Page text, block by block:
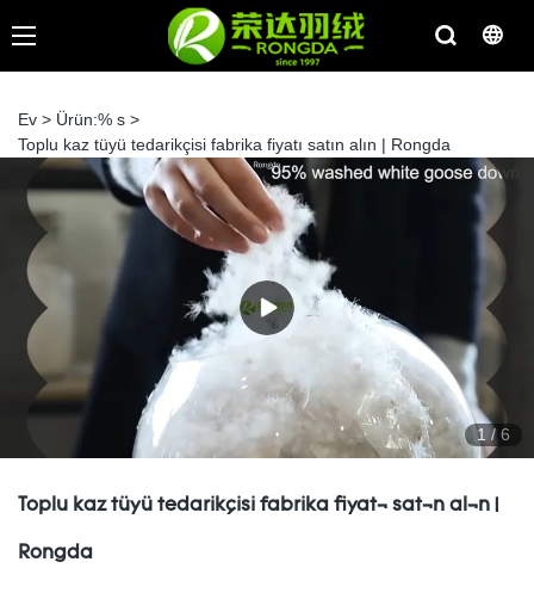
Ev > Ürün:% s >
Toplu kaz tüyü tedarikçisi fabrika fiyatı satın alın | Rongda
1 / 6
Toplu kaz tüyü tedarikçisi fabrika fiyatı satın alın |
Rongda